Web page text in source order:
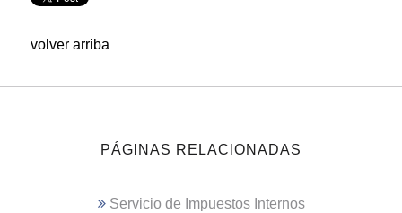
volver arriba
PÁGINAS RELACIONADAS
Servicio de Impuestos Internos